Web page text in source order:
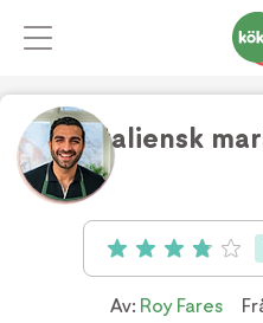
Italiensk
Betyg: 3.9 av 5
Av: Roy Fares